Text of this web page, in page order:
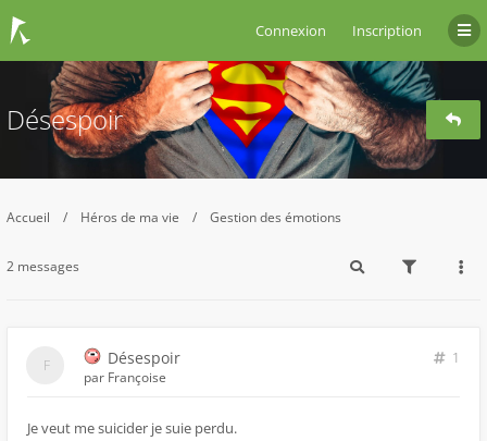
Connexion Inscription
Désespoir
Accueil Héros de ma vie Gestion des émotions
2 messages
Désespoir
1
par Françoise
Je veut me suicider je suie perdu.